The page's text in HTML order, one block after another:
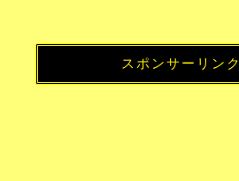
スポンサーリンク